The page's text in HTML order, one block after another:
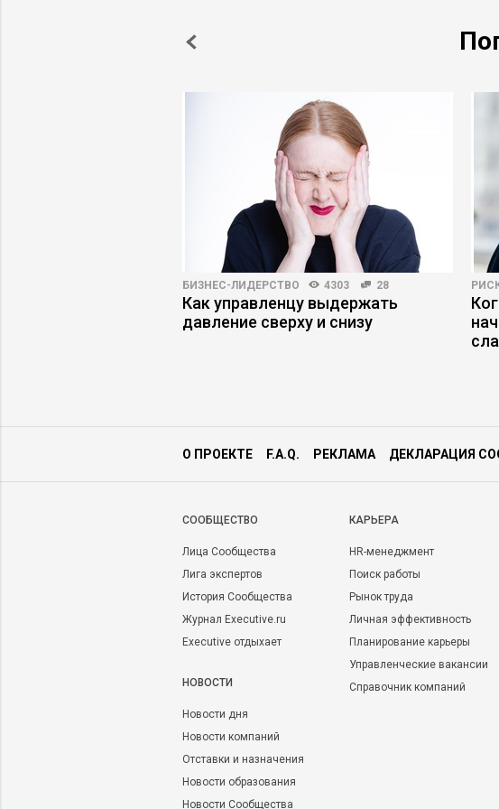
БИЗНЕС-ЛИДЕРСТВО 4303 28
Как управленцу выдержать
давление сверху и снизу
О ПРОЕКТЕ F.A.Q. РЕКЛАМА ДЕКЛАРАЦИЯ
CООБЩЕСТВО
Лица Сообщества
Лига экспертов
История Сообщества
Журнал Executive.ru
Executive отдыхает
НОВОСТИ
Новости дня
Новости компаний
Отставки и назначения
Новости образования
Новости Сообщества
КАРЬЕРА
HR-менеджмент
Поиск работы
Рынок труда
Личная эффективность
Планирование карьеры
Управленческие вакансии
Справочник компаний